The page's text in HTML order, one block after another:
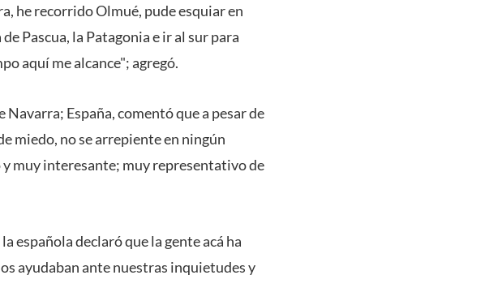
he recorrido Olmué, pude esquiar en
Pascua, la Patagonia e ir al sur para
aquí me alcance"; agregó.
España, comentó que a pesar de
miedo, no se arrepiente en ningún
muy interesante; muy representativo de
española declaró que la gente acá ha
ayudaban ante nuestras inquietudes y